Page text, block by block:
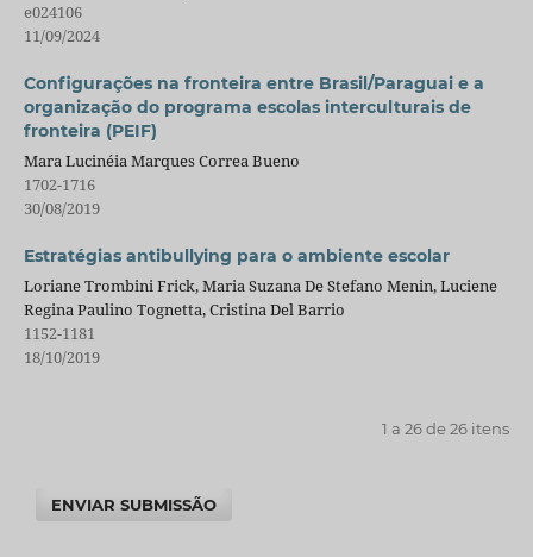
e024106
11/09/2024
Configurações na fronteira entre Brasil/Paraguai e a
organização do programa escolas interculturais de
fronteira (PEIF)
Mara Lucinéia Marques Correa Bueno
1702-1716
30/08/2019
Estratégias antibullying para o ambiente escolar
Loriane Trombini Frick, Maria Suzana De Stefano Menin, Luciene
Regina Paulino Tognetta, Cristina Del Barrio
1152-1181
18/10/2019
1 a 26 de 26 itens
ENVIAR SUBMISSÃO